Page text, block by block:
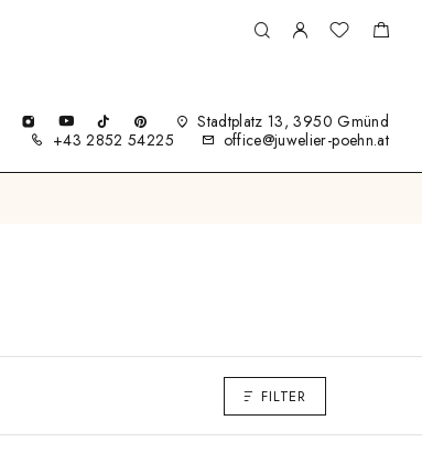
Stadtplatz 13, 3950 Gmünd
+43 2852 54225
office@juwelier-poehn.at
FILTER